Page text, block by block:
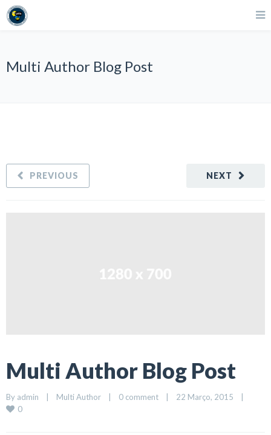
Multi Author Blog Post
NEXT
PREVIOUS
Multi Author Blog Post
By admin | Multi Author | 0 comment | 22 Março, 2015 |
0